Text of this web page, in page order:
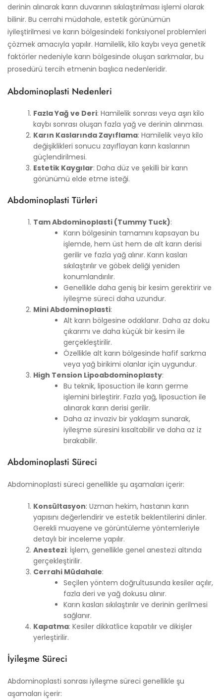
derinin alınarak karın duvarının sıkılaştırılması işlemi olarak
bilinir. Bu cerrahi müdahale, estetik görünümün
iyileştirilmesi ve karın bölgesindeki fonksiyonel problemleri
çözmek amacıyla yapılır. Hamilelik, kilo kaybı veya genetik
faktörler nedeniyle karın bölgesinde oluşan sarkmalar, bu
prosedürü tercih etmenin başlıca nedenleridir.
Abdominoplasti Nedenleri
Fazla Yağ ve Deri: Hamilelik sonrası veya aşırı kilo
kaybı sonrası oluşan fazla yağ ve derinin alınması.
Karın Kaslarında Zayıflama: Hamilelik veya kilo
değişiklikleri sonucu zayıflayan karın kaslarının
güçlendirilmesi.
Estetik Kaygılar: Daha düz ve şekilli bir karın
görünümü elde etme isteği.
Abdominoplasti Türleri
Tam Abdominoplasti (Tummy Tuck):
Karın bölgesinin tamamını kapsayan bu
işlemde, hem üst hem de alt karın derisi
gerilir ve fazla yağ alınır. Karın kasları
sıkılaştırılır ve göbek deliği yeniden
konumlandırılır.
Genellikle daha geniş bir kesim gerektirir ve
iyileşme süreci daha uzundur.
Mini Abdominoplasti:
Alt karın bölgesine odaklanır. Daha az doku
çıkarımı ve daha küçük bir kesim ile
gerçekleştirilir.
Özellikle alt karın bölgesinde hafif sarkma
veya yağ birikimi olanlar için uygundur.
High Tension Lipoabdominoplasty:
Bu teknik, liposuction ile karın germe
işlemini birleştirir. Fazla yağ, liposuction ile
alınarak karın derisi gerilir.
Daha az invaziv bir yaklaşım sunarak,
iyileşme süresini kısaltabilir ve daha az iz
bırakabilir.
Abdominoplasti Süreci
Abdominoplasti süreci genellikle şu aşamaları içerir:
Konsültasyon: Uzman hekim, hastanın karın
yapısını değerlendirir ve estetik beklentilerini dinler.
Gerekli muayene ve görüntüleme yöntemleriyle
detaylı bir inceleme yapılır.
Anestezi: İşlem, genellikle genel anestezi altında
gerçekleştirilir.
Cerrahi Müdahale:
Seçilen yöntem doğrultusunda kesiler açılır,
fazla deri ve yağ dokusu alınır.
Karın kasları sıkılaştırılır ve derinin gerilmesi
sağlanır.
Kapatma: Kesiler dikkatlice kapatılır ve dikişler
yerleştirilir.
İyileşme Süreci
Abdominoplasti sonrası iyileşme süreci genellikle şu
aşamaları içerir: